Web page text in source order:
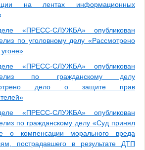
на лентах информационных
«ПРЕСС-СЛУЖБА» опубликован
по уголовному делу «Рассмотрено
«ПРЕСС-СЛУЖБА» опубликован
релиз по гражданскому делу
дело о защите прав
«ПРЕСС-СЛУЖБА» опубликован
по гражданскому делу «Суд принял
о компенсации морального вреда
пострадавшего в результате ДТП